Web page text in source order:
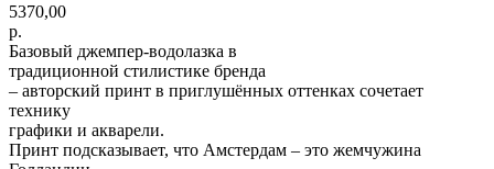
5370,00
р.
Базовый джемпер-водолазка в
традиционной стилистике бренда
– авторский принт в приглушённых оттенках сочетает
технику
графики и акварели.
Принт подсказывает, что Амстердам – это жемчужина